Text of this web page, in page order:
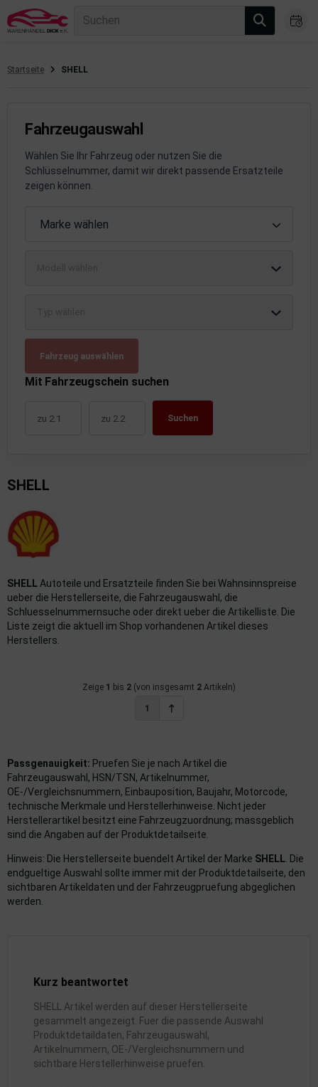
Suchen
Startseite SHELL
Fahrzeugauswahl
Wählen Sie Ihr Fahrzeug oder nutzen Sie die
Schlüsselnummer, damit wir direkt passende Ersatzteile
zeigen können.
Marke wählen
Fahrzeug auswählen
Mit Fahrzeugschein suchen
Suchen
SHELL
SHELL Autoteile und Ersatzteile finden Sie bei Wahnsinnspreise
ueber die Herstellerseite, die Fahrzeugauswahl, die
Schluesselnummernsuche oder direkt ueber die Artikelliste. Die
Liste zeigt die aktuell im Shop vorhandenen Artikel dieses
Herstellers.
Zeige 1 bis 2 (von insgesamt 2 Artikeln)
1
Passgenauigkeit: Pruefen Sie je nach Artikel die
Fahrzeugauswahl, HSN/TSN, Artikelnummer,
OE-/Vergleichsnummern, Einbauposition, Baujahr, Motorcode,
technische Merkmale und Herstellerhinweise. Nicht jeder
Herstellerartikel besitzt eine Fahrzeugzuordnung; massgeblich
sind die Angaben auf der Produktdetailseite.
Hinweis: Die Herstellerseite buendelt Artikel der Marke SHELL . Die
endgueltige Auswahl sollte immer mit der Produktdetailseite, den
sichtbaren Artikeldaten und der Fahrzeugpruefung abgeglichen
werden.
Kurz beantwortet
SHELL Artikel werden auf dieser Herstellerseite
gesammelt angezeigt. Fuer die passende Auswahl
Produktdetaildaten, Fahrzeugauswahl,
Artikelnummern, OE-/Vergleichsnummern und
sichtbare Herstellerhinweise pruefen.
Anbauteile
Dämpfung
Lüftung
Kommunikationssysteme
Reifen